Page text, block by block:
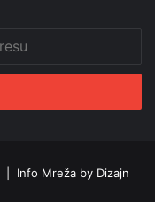
| Info Mreža by Dizajn